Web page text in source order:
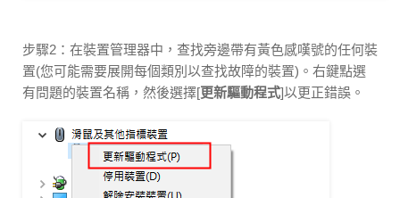
步驟2：在裝置管理器中，查找旁邊帶有黃色感嘆號的任何裝
置(您可能需要展開每個類別以查找故障的裝置)。右鍵點選
有問題的裝置名稱，然後選擇[更新驅動程式]以更正錯誤。